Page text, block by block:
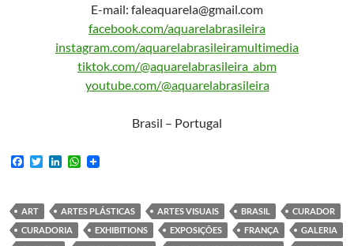
E-mail: faleaquarela@gmail.com
facebook.com/aquarelabrasileira
instagram.com/aquarelabrasileiramultimedia
tiktok.com/@aquarelabrasileira_abm
youtube.com/@aquarelabrasileira
Brasil – Portugal
F
b
o
o
T
e
r
e
d
I
W
s
A
p
ART ARTES PLÁSTICAS ARTES VISUAIS BRASIL
CURADOR
CURADORIA
EXHIBITIONS EXPOSIÇÕES FRANÇA
GALERIA